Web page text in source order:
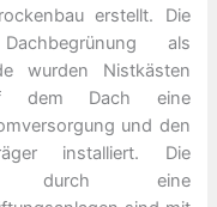
erstellt. Die
als
wurden Nistkästen
dem Dach eine
und den
installiert. Die
durch eine